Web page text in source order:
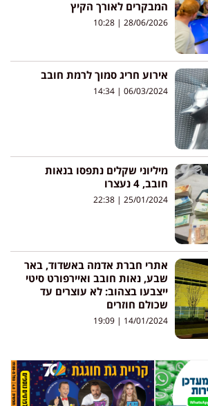
המבקרים לאורך הקיץ
28/06/2026
אירוע חריג סמוך לרמת חובב
06/03/2024
מיליוני שקלים נתפסו בנאות
חובב, 4 נעצרו
25/01/2024
אתרי חברת אדמה באשדוד, באר
שבע, נאות חובב ואיירפורט סיטי
ייצבעו בצהוב: לא עוצרים עד
שכולם חוזרים
14/01/2024